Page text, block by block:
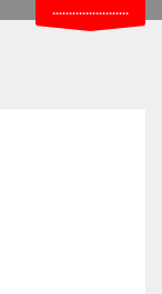
.......................